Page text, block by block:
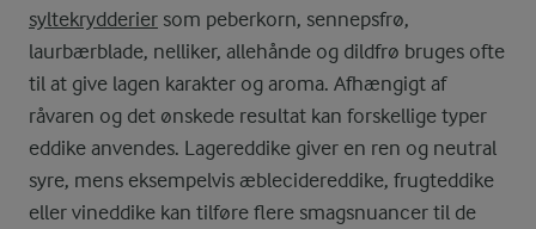
syltekrydderier som peberkorn, sennepsfrø,
laurbærblade, nelliker, allehånde og dildfrø bruges ofte
til at give lagen karakter og aroma. Afhængigt af
råvaren og det ønskede resultat kan forskellige typer
eddike anvendes. Lagereddike giver en ren og neutral
syre, mens eksempelvis æblecidereddike, frugteddike
eller vineddike kan tilføre flere smagsnuancer til de